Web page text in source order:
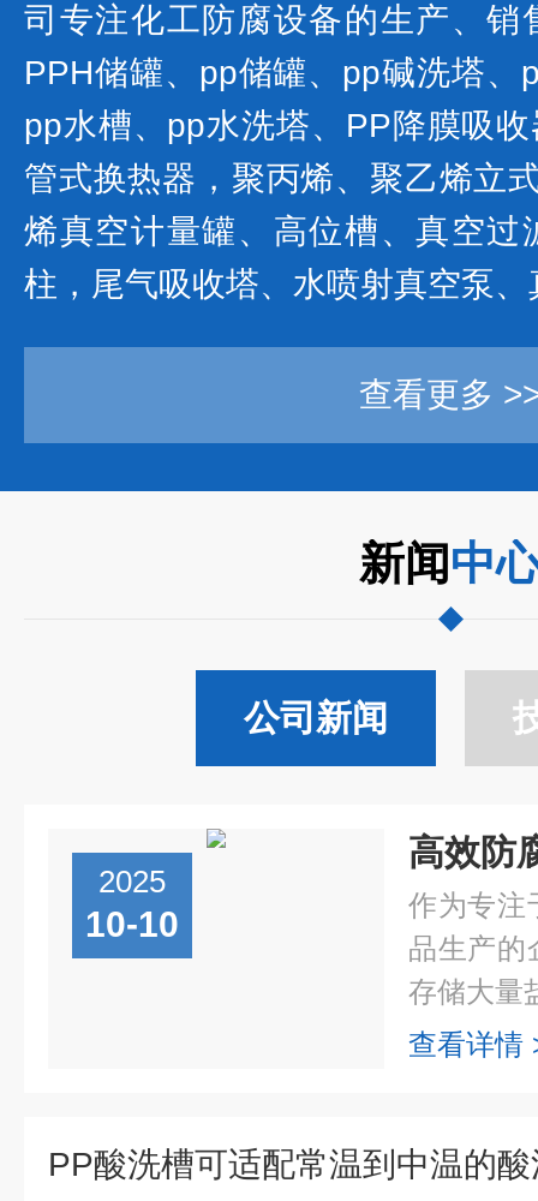
司专注化工防腐设备的生产、销
PPH储罐、pp储罐、pp碱洗塔、
pp水槽、pp水洗塔、PP降膜吸
管式换热器，聚丙烯、聚乙烯立
烯真空计量罐、高位槽、真空过
柱，尾气吸收塔、水喷射真空泵
查看更多
新闻中
公司新闻
2025
10-10
作为专注
品生产的
存储大量
查看详情